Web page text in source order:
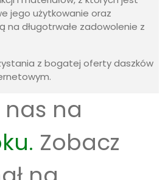
z bogatej oferty daszków
na
na
.